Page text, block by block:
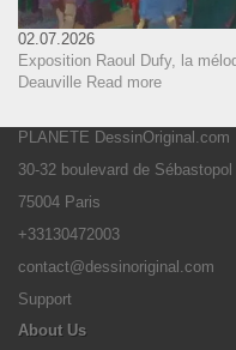
02.07.2026
Exposition Raoul Dufy, la
Deauville Read more
PLANETE DessinOriginal.com
30-32 boulevard de Sébastopol
75004 Paris
+33130472003
contact@dessinoriginal.com
Support
About Us